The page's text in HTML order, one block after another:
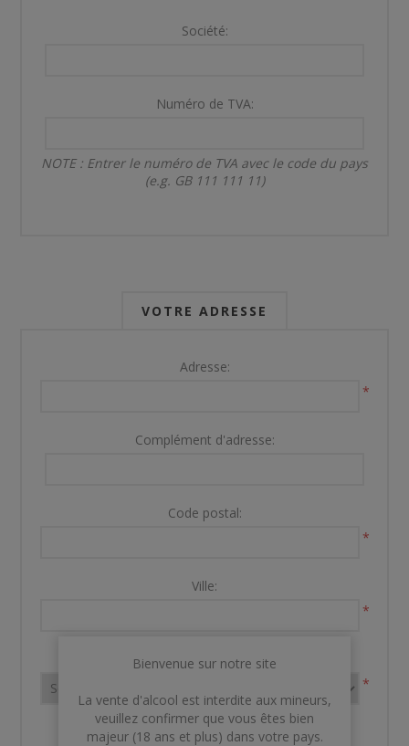
Société:
Numéro de TVA:
NOTE : Entrer le numéro de TVA avec le code du pays
(e.g. GB 111 111 11)
VOTRE ADRESSE
Adresse:
*
Complément d'adresse:
Code postal:
*
Ville:
*
Pays:
*
Bienvenue sur notre site
La vente d'alcool est interdite aux mineurs,
veuillez confirmer que vous êtes bien
majeur (18 ans et plus) dans votre pays.